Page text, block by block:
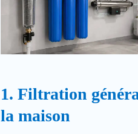
1. Filtration
la maison